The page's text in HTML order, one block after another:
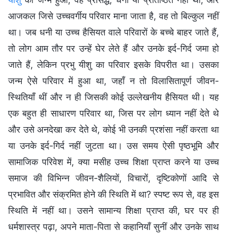
आजकल जिसे उच्चवर्गीय परिवार माना जाता है, वह तो बिल्कुल नहीं
था। जब धनी या उच्च हैसियत वाले परिवारों के बच्चे बाहर जाते हैं,
तो लोग आम तौर पर उन्हें घेर लेते हैं और उनके इर्द-गिर्द जमा हो
जाते हैं, लेकिन प्रभु यीशु का परिवार इसके विपरीत था। उसका
जन्म ऐसे परिवार में हुआ था, जहाँ न तो विलासितापूर्ण जीवन-
स्थितियाँ थीं और न ही जिसकी कोई उल्लेखनीय हैसियत थी। यह
एक बहुत ही साधारण परिवार था, जिस पर लोग ध्यान नहीं देते थे
और उसे अनदेखा कर देते थे, कोई भी उनकी प्रशंसा नहीं करता था
या उनके इर्द-गिर्द नहीं जुटता था। उस समय ऐसी पृष्ठभूमि और
सामाजिक परिवेश में, क्या मसीह उच्च शिक्षा प्राप्त करने या उच्च
समाज की विभिन्न जीवन-शैलियों, विचारों, दृष्टिकोणों आदि से
प्रभावित और संक्रमित होने की स्थिति में था? स्पष्ट रूप से, वह इस
स्थिति में नहीं था। उसने सामान्य शिक्षा प्राप्त की, घर पर ही
धर्मशास्त्र पढ़ा, अपने माता-पिता से कहानियाँ सुनीं और उनके साथ